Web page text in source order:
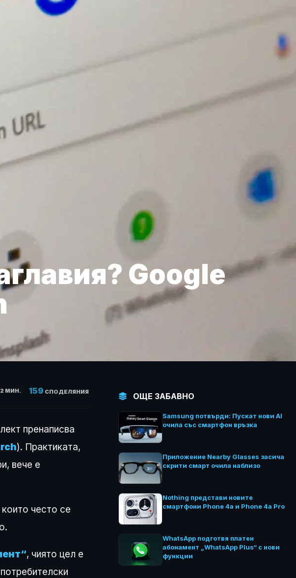
Google
2 МИН. 159 СПОДЕЛЯНИЯ
пренаписва
). Практиката,
вече е
често се
, чиято цел е
ОЩЕ ЗАБАВНО
Samsung потвърди: Пускат нови AI
очила със смартфон връзка
Приложение Nearby Glasses засича
скрити смарт очила наблизо
Nothing представи новите
смартфони Phone 4a и Phone 4a Pro
WhatsApp подготвя платен
абонамент „WhatsApp Plus“ с нови
функции